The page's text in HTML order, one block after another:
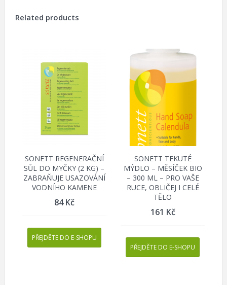
Related products
SONETT REGENERAČNÍ
SŮL DO MYČKY (2 KG) –
ZABRAŇUJE USAZOVÁNÍ
VODNÍHO KAMENE
84Kč
PŘEJDĚTE DO E-SHOPU
SONETT TEKUTÉ
MÝDLO – MĚSÍČEK BIO
– 300 ML – PRO VAŠE
RUCE, OBLIČEJ I CELÉ
TĚLO
161 Kč
PŘEJDĚTE DO E-SHOPU